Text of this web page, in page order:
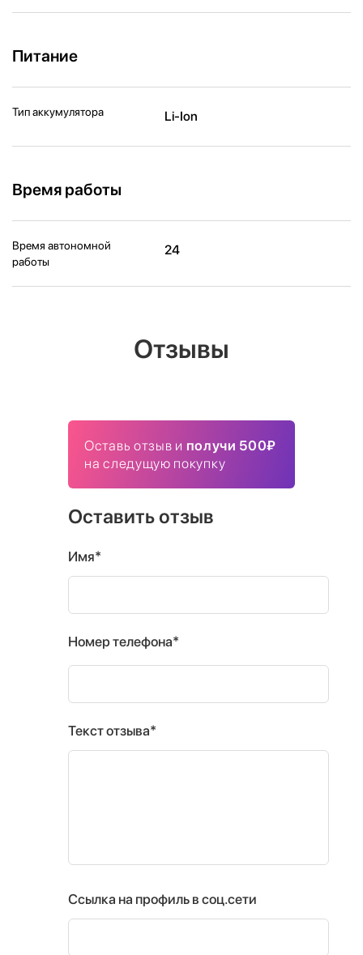
Питание
Тип аккумулятора Li-Ion
Время работы
Время автономной
работы
24
Отзывы
Оставь отзыв и получи 500₽
на следущую покупку
Оставить отзыв
Имя*
Номер телефона*
Текст отзыва*
Ссылка на профиль в соц.сети